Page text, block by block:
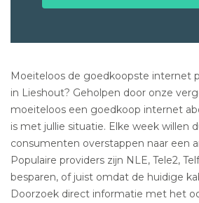
Moeiteloos de goedkoopste internet
in Lieshout? Geholpen door onze
moeiteloos een goedkoop internet
is met jullie situatie. Elke week willen
consumenten overstappen naar een
Populaire providers zijn NLE, Tele2,
besparen, of juist omdat de huidige
Doorzoek direct informatie met het